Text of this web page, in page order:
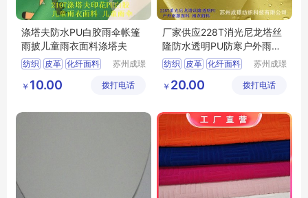
涤塔夫防水PU白胶雨伞帐篷
雨披儿童雨衣面料涤塔夫
纺织 皮革 化纤面料
苏州成璟
有限公司
￥ 10.00 拨打电话
厂家供应228T消光尼龙塔丝
隆防水透明PU防寒户外雨衣
面料塔丝隆
纺织 皮革 化纤面料
苏州成璟
有限公司
￥ 20.00 拨打电话